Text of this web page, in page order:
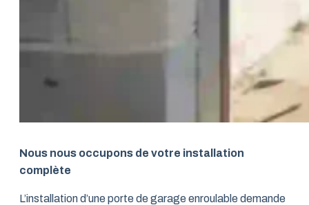
Nous nous occupons de votre installation
complète
L’installation d’une porte de garage enroulable demande